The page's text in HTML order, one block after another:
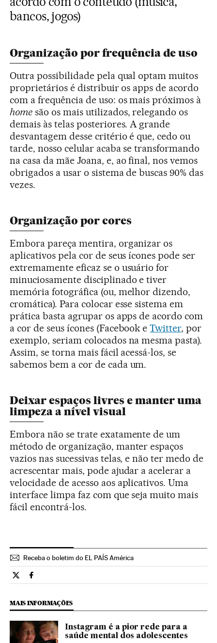
bancos, jogos)
Organização por frequência de uso
Outra possibilidade pela qual optam muitos
proprietários é distribuir os apps de acordo
com a frequência de uso: os mais próximos à
homesão os mais utilizados, relegando os
demais às telas posteriores. A grande
desvantagem desse critério é que, cedo ou
tarde, nosso celular acaba se transformando
na casa da mãe Joana, e, ao final, nos vemos
obrigados a usar o sistema de buscas 90% das
vezes.
Organização por cores
Embora pareça mentira, organizar os
aplicativos pela cor de seus ícones pode ser
extremamente eficaz se o usuário for
minuciosamente disciplinado e tiver
memória fotográfica (ou, melhor dizendo,
cromática). Para colocar esse sistema em
prática basta agrupar os apps de acordo com
a cor de seus ícones (Facebook eTwitter, por
exemplo, seriam colocados na mesma pasta).
Assim, se torna mais fácil acessá-los, se
sabemos bem a cor de cada um.
Deixar espaços livres e manter uma
limpeza a nível visual
Embora não se trate exatamente de um
método de organização, manter espaços
vazios nas sucessivas telas, e não ter medo de
acrescentar mais, pode ajudar a acelerar a
velocidade de acesso aos aplicativos. Uma
interface limpa faz com que seja muito mais
fácil encontrá-los.
Receba o boletim do EL PAÍS América
Tecnologia El País Brasil en Twitter
Tecnologia El País Brasil en Facebook
MAIS INFORMAÇÕES
Instagram é a pior rede para a
saúde mental dos adolescentes